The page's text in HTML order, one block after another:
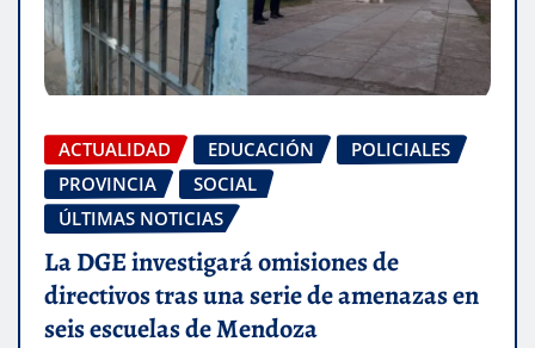
ACTUALIDAD EDUCACIÓN
POLICIALES
PROVINCIA
SOCIAL
ÚLTIMAS NOTICIAS
La DGE investigará omisiones de
directivos tras una serie de amenazas en
seis escuelas de Mendoza